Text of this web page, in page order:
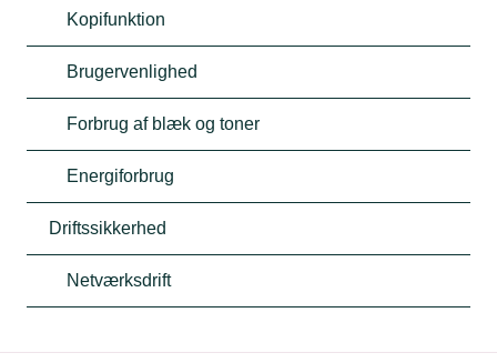
Kopifunktion
Brugervenlighed
Forbrug af blæk og toner
Energiforbrug
Driftssikkerhed
Netværksdrift